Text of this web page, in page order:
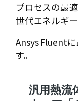
プロセスの最
世代エネルギ
Ansys Fluent
す。